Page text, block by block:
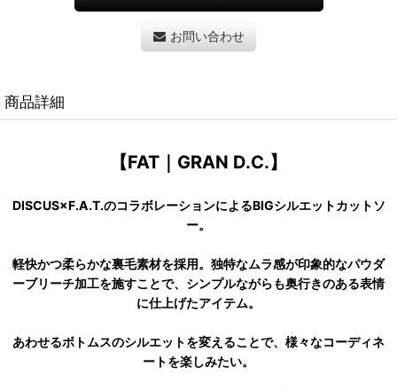
お問い合わせ
商品詳細
【FAT｜GRAN D.C.】
DISCUS×F.A.T.のコラボレーションによるBIGシルエットカットソ
ー。
軽快かつ柔らかな裏毛素材を採用。独特なムラ感が印象的なパウダ
ーブリーチ加工を施すことで、シンプルながらも奥行きのある表情
に仕上げたアイテム。
あわせるボトムスのシルエットを変えることで、様々なコーディネ
ートを楽しみたい。